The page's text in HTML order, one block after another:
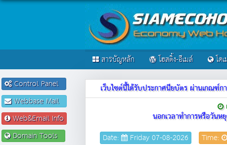
สารบัญหลัก โฮสติ้ง-อีเมล์ โด
เว็บไซต์นี้ได้รับประกาศนียบัตร ผ่านเกณฑ์
นอกเวลาทำการหรือวัน
Date: Friday 07-08-2026 Time:
Control Panel
Webbase Mail
Web&Email Info
Domain Tools